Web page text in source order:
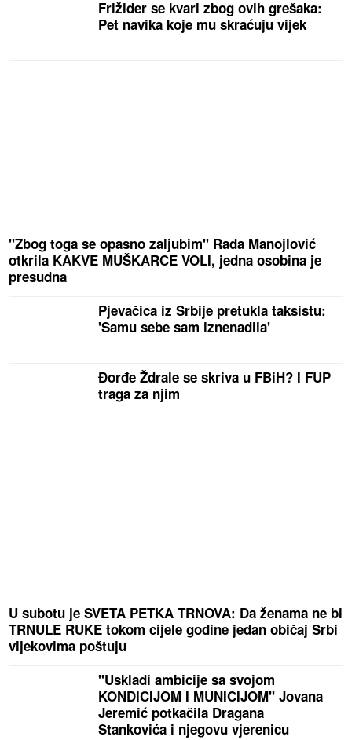
Frižider se kvari zbog ovih grešaka:
Pet navika koje mu skraćuju vijek
"Zbog toga se opasno zaljubim" Rada Manojlović
otkrila KAKVE MUŠKARCE VOLI, jedna osobina je
presudna
Pjevačica iz Srbije pretukla taksistu:
'Samu sebe sam iznenadila'
Đorđe Ždrale se skriva u FBiH? I FUP
traga za njim
U subotu je SVETA PETKA TRNOVA: Da ženama ne bi
TRNULE RUKE tokom cijele godine jedan običaj Srbi
vijekovima poštuju
"Uskladi ambicije sa svojom
KONDICIJOM I MUNICIJOM" Jovana
Jeremić potkačila Dragana
Stankovića i njegovu vjerenicu